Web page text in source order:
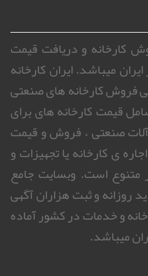
کارخانه و دریافت قیمت
میباشد. ایران کارخانه
فروش کارخانه های صنعتی
قیمت کارخانه های برای
صنعتی ، فروش و قیمت
ی کارخانه یا تجهیزات و
متنوع است. وبسایت جامع
با بیش از ۳۰۰۰ بازدید روزانه و ثبت هزاران آگهی
و خدمات در کشور آماده
میباشد.